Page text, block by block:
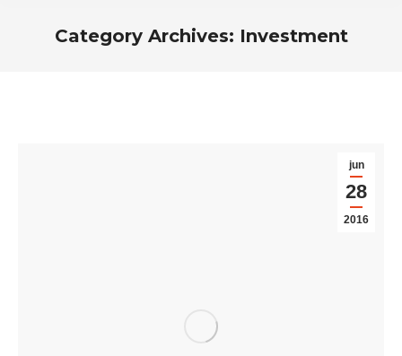
Category Archives: Investment
jun
28
2016